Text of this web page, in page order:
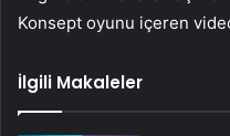
Konsept oyunu içeren
İlgili Makaleler